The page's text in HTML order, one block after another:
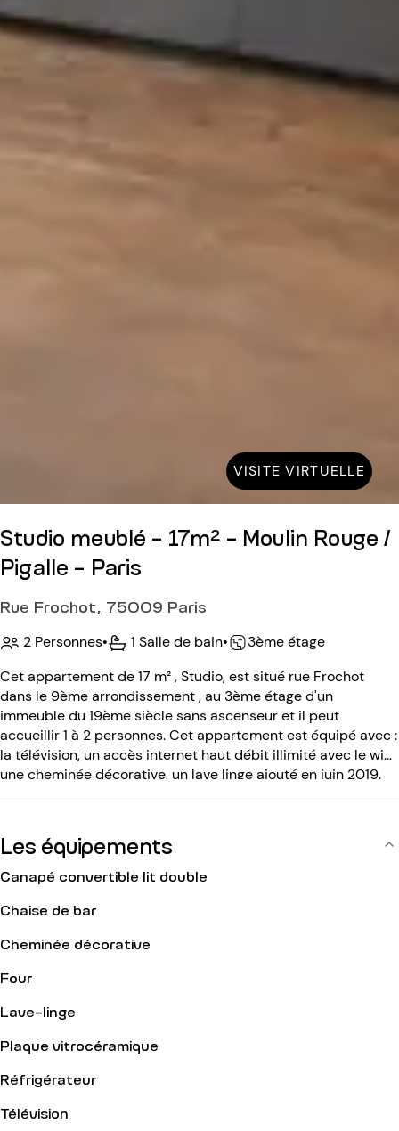
VISITE VIRTUELLE
Studio meublé - 17m² - Moulin Rouge /
Pigalle - Paris
Rue Frochot, 75009 Paris
2 Personnes• 1 Salle de bain•
3ème étage
Cet appartement de 17 m² , Studio, est situé rue Frochot
dans le 9ème arrondissement , au 3ème étage d'un
immeuble du 19ème siècle sans ascenseur et il peut
accueillir 1 à 2 personnes. Cet appartement est équipé avec :
la télévision, un accès internet haut débit illimité avec le wifi,
une cheminée décorative, un lave linge ajouté en juin 2019.
Les équipements
Canapé convertible lit double
Chaise de bar
Cheminée décorative
Four
Lave-linge
Plaque vitrocéramique
Réfrigérateur
Télévision